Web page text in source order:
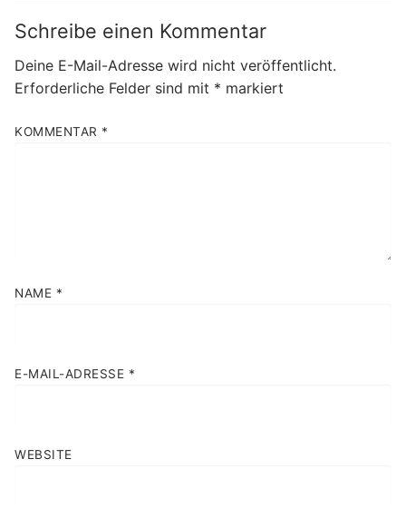
Schreibe einen Kommentar
Deine E-Mail-Adresse wird nicht veröffentlicht.
Erforderliche Felder sind mit * markiert
KOMMENTAR *
NAME *
E-MAIL-ADRESSE *
WEBSITE